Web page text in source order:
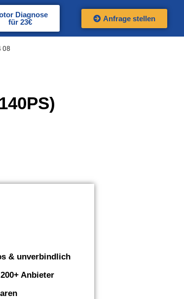
Diagnose
für 23€
Anfrage stellen
08
& unverbindlich
Anbieter